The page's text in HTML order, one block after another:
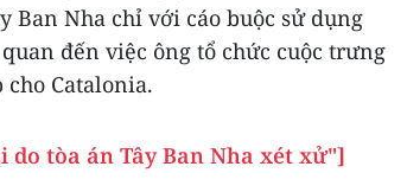
Ban Nha chỉ với cáo buộc sử dụng
đến việc ông tổ chức cuộc trưng
Catalonia.
tòa án Tây Ban Nha xét xử"]